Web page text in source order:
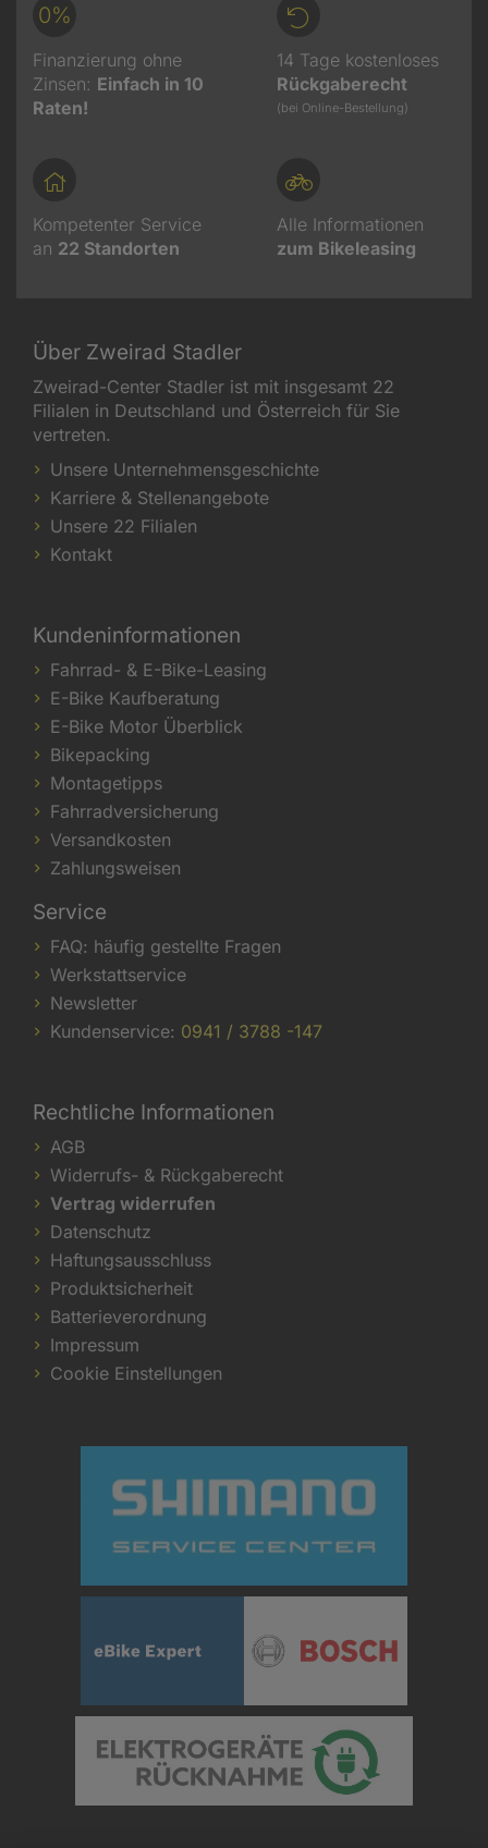
0%
Finanzierung ohne
Zinsen: Einfach in 10
Raten!
14 Tage kostenloses
Rückgaberecht
(bei Online-Bestellung)
Kompetenter Service
an 22 Standorten
Alle Informationen
zum Bikeleasing
Über Zweirad Stadler
Zweirad-Center Stadler ist mit insgesamt 22
Filialen in Deutschland und Österreich für Sie
vertreten.
Unsere Unternehmensgeschichte
Karriere & Stellenangebote
Unsere 22 Filialen
Kontakt
Kundeninformationen
Fahrrad- & E-Bike-Leasing
E-Bike Kaufberatung
E-Bike Motor Überblick
Bikepacking
Montagetipps
Fahrradversicherung
Versandkosten
Zahlungsweisen
Service
FAQ: häufig gestellte Fragen
Werkstattservice
Newsletter
Kundenservice: 0941 / 3788 -147
Rechtliche Informationen
AGB
Widerrufs- & Rückgaberecht
Vertrag widerrufen
Datenschutz
Haftungsausschluss
Produktsicherheit
Batterieverordnung
Impressum
Cookie Einstellungen